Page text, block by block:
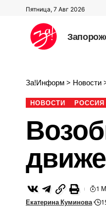
Пятница, 7 Авг 2026
За!Информ > Новости
НОВОСТИ РОССИЯ
Екатерина Куминова
1